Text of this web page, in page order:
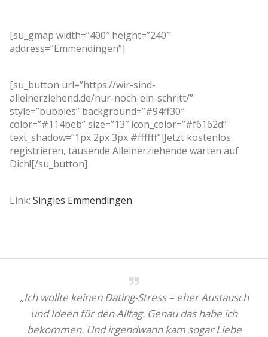
[su_gmap width=”400″ height=”240″
address=”Emmendingen”]
[su_button url=”https://wir-sind-
alleinerziehend.de/nur-noch-ein-schritt/”
style=”bubbles” background=”#94ff30″
color=”#114beb” size=”13″ icon_color=”#f6162d”
text_shadow=”1px 2px 3px #ffffff”]Jetzt kostenlos
registrieren, tausende Alleinerziehende warten auf
Dich![/su_button]
Link: Singles Emmendingen
„Ich wollte keinen Dating-Stress – eher Austausch
und Ideen für den Alltag. Genau das habe ich
bekommen. Und irgendwann kam sogar Liebe